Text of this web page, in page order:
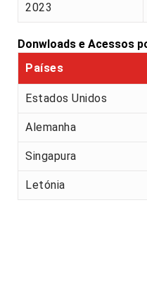
2023
Donwloads e Acessos
Países
Estados Unidos
Alemanha
Singapura
Letónia